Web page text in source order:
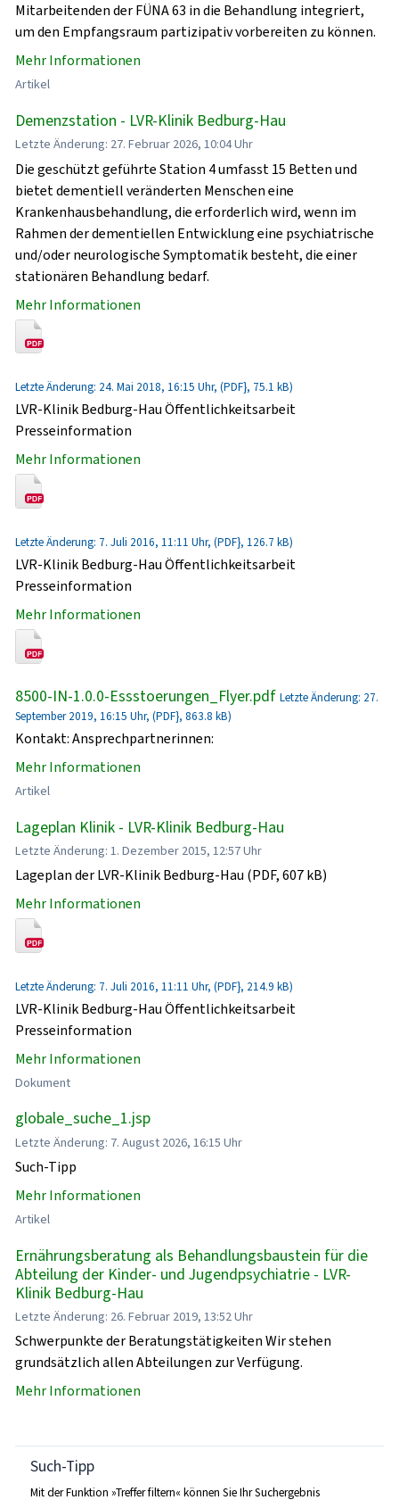
Mitarbeitenden der FÜNA 63 in die Behandlung integriert,
um den Empfangsraum partizipativ vorbereiten zu können.
Mehr Informationen
Artikel
Demenzstation - LVR-Klinik Bedburg-Hau
Letzte Änderung: 27. Februar 2026, 10:04 Uhr
Die geschützt geführte Station 4 umfasst 15 Betten und
bietet dementiell veränderten Menschen eine
Krankenhausbehandlung, die erforderlich wird, wenn im
Rahmen der dementiellen Entwicklung eine psychiatrische
und/oder neurologische Symptomatik besteht, die einer
stationären Behandlung bedarf.
Mehr Informationen
Letzte Änderung: 24. Mai 2018, 16:15 Uhr, (PDF}, 75.1 kB)
LVR-Klinik Bedburg-Hau Öffentlichkeitsarbeit
Presseinformation
Mehr Informationen
Letzte Änderung: 7. Juli 2016, 11:11 Uhr, (PDF}, 126.7 kB)
LVR-Klinik Bedburg-Hau Öffentlichkeitsarbeit
Presseinformation
Mehr Informationen
8500-IN-1.0.0-Essstoerungen_Flyer.pdf Letzte Änderung: 27.
September 2019, 16:15 Uhr, (PDF}, 863.8 kB)
Kontakt: Ansprechpartnerinnen:
Mehr Informationen
Artikel
Lageplan Klinik - LVR-Klinik Bedburg-Hau
Letzte Änderung: 1. Dezember 2015, 12:57 Uhr
Lageplan der LVR-Klinik Bedburg-Hau (PDF, 607 kB)
Mehr Informationen
Letzte Änderung: 7. Juli 2016, 11:11 Uhr, (PDF}, 214.9 kB)
LVR-Klinik Bedburg-Hau Öffentlichkeitsarbeit
Presseinformation
Mehr Informationen
Dokument
globale_suche_1.jsp
Letzte Änderung: 7. August 2026, 16:15 Uhr
Such-Tipp
Mehr Informationen
Artikel
Ernährungsberatung als Behandlungsbaustein für die
Abteilung der Kinder- und Jugendpsychiatrie - LVR-
Klinik Bedburg-Hau
Letzte Änderung: 26. Februar 2019, 13:52 Uhr
Schwerpunkte der Beratungstätigkeiten Wir stehen
grundsätzlich allen Abteilungen zur Verfügung.
Mehr Informationen
Such-Tipp
Mit der Funktion »Treffer filtern« können Sie Ihr Suchergebnis